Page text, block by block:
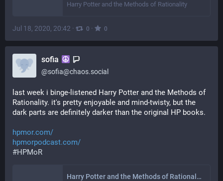
Harry Potter and the Methods of Rationality
Jul 18, 2020, 20:42 · 0 · 0
sofia
@sofia@chaos.social
last week i binge-listened Harry Potter and the Methods of
Rationality. it's pretty enjoyable and mind-twisty, but the
dark parts are definitely darker than the original HP books.
hpmor.com/
hpmorpodcast.com/
#HPMoR
Harry Potter and the Methods of Rationality